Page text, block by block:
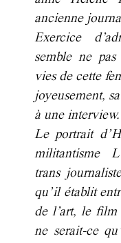
ancienne
Exercice
semble ne
vies de cette
joyeusement,
à une interview.
Le portrait
militantisme
trans
qu’il établit
de l’art, le film
ne serait-ce